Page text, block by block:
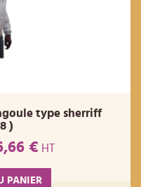
type sherriff
)
€ HT
PANIER